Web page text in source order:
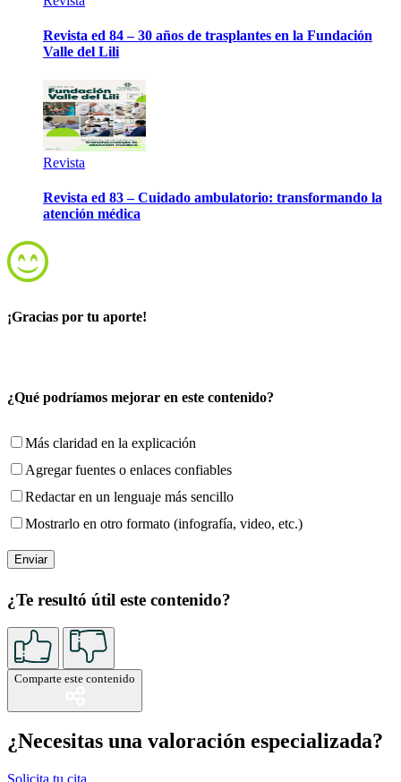
Revista ed 84 – 30 años de trasplantes en la Fundación
Valle del Lili
Revista
Revista ed 83 – Cuidado ambulatorio: transformando la
atención médica
¡Gracias por tu aporte!
¿Qué podríamos mejorar en este contenido?
Más claridad en la explicación
Agregar fuentes o enlaces confiables
Redactar en un lenguaje más sencillo
Mostrarlo en otro formato (infografía, video, etc.)
¿Te resultó útil este contenido?
Comparte este contenido
¿Necesitas una valoración especializada?